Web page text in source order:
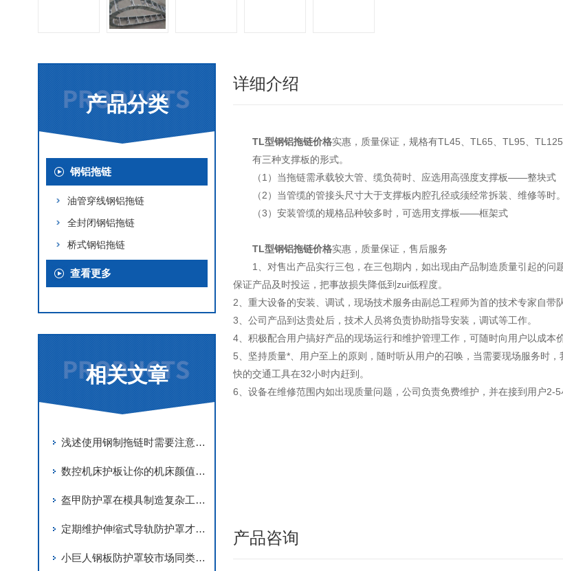
产品分类
钢铝拖链
油管穿线钢铝拖链
全封闭钢铝拖链
桥式钢铝拖链
查看更多
相关文章
浅述使用钢制拖链时需要注意的问题
数控机床护板让你的机床颜值更“在线”
盔甲防护罩在模具制造复杂工况下的防护技术应用
定期维护伸缩式导轨防护罩才能有效的保护导轨和运动部件
小巨人钢板防护罩较市场同类产品具有较大优势
详细介绍
TL型钢铝拖链价格实惠，质量保证，规格有TL45、TL65、TL95、
有三种支撑板的形式。
（1）当拖链需承载较大管、缆负荷时、应选用高强度支撑板——整块式
（2）当管缆的管接头尺寸大于支撑板内腔孔径或须经常拆装、维修等
（3）安装管缆的规格品种较多时，可选用支撑板——框架式
TL型钢铝拖链价格实惠，质量保证，售后服务
1、对售出产品实行三包，在三包期内，如出现由产品制造质量引起的
保证产品及时投运，把事故损失降低到zui低程度。
2、重大设备的安装、调试，现场技术服务由副总工程师为首的技术专家自带
3、公司产品到达贵处后，技术人员将负责协助指导安装，调试等工作。
4、积极配合用户搞好产品的现场运行和维护管理工作，可随时向用户以成本
5、坚持质量*、用户至上的原则，随时听从用户的召唤，当需要现场服务时
快的交通工具在32小时内赶到。
6、设备在维修范围内如出现质量问题，公司负责免费维护，并在接到用户2-5
产品咨询